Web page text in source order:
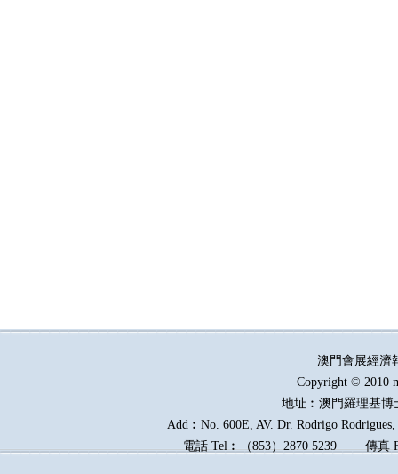
澳門會展經
Copyright © 2010
地址︰澳門羅理基博
Add︰No. 600E, AV. Dr. Rodrigo
電話 Tel︰（853）2870 5239傳真